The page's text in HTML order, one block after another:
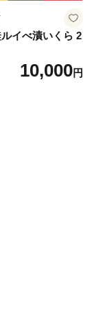
イべ漬いくら 2
10,000円